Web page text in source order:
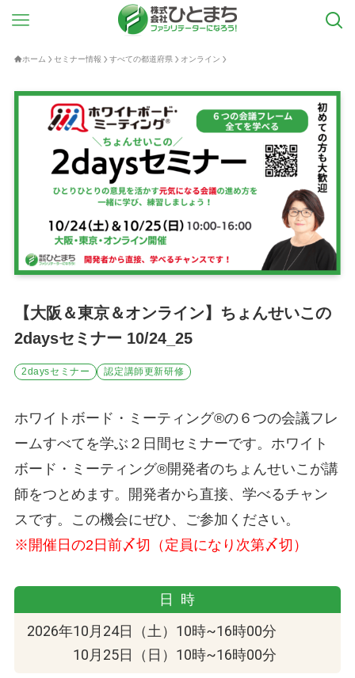
ホーム セミナー情報 すべての都道府県 オンライン
【大阪＆東京＆オンライン】ちょんせいこの
2daysセミナー 10/24_25
2daysセミナー 認定講師更新研修
ホワイトボード・ミーティング®の６つの会議フレ
ームすべてを学ぶ２日間セミナーです。ホワイト
ボード・ミーティング®︎開発者のちょんせいこが講
師をつとめます。開発者から直接、学べるチャン
スです。この機会にぜひ、ご参加ください。
※開催日の2日前〆切（定員になり次第〆切）
日時
2026年10月24日（土）10時~16時00分
10月25日（日）10時~16時00分